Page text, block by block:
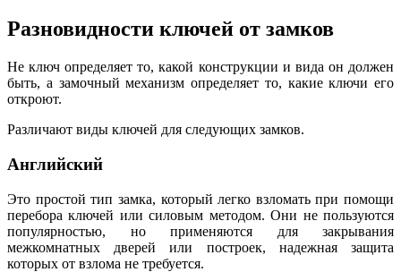
Разновидности ключей от замков
Не ключ определяет то, какой конструкции и вида он должен
быть, а замочный механизм определяет то, какие ключи его
откроют.
Различают виды ключей для следующих замков.
Английский
Это простой тип замка, который легко взломать при помощи
перебора ключей или силовым методом. Они не пользуются
популярностью, но применяются для закрывания
межкомнатных дверей или построек, надежная защита
которых от взлома не требуется.